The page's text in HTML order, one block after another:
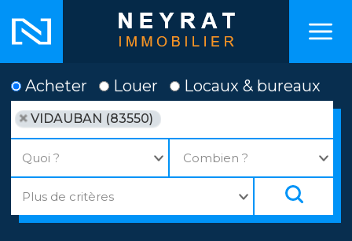
Acheter Louer Locaux & bureaux
VIDAUBAN (83550)